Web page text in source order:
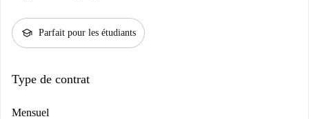
school Parfait pour les étudiants
Type de contrat
Mensuel